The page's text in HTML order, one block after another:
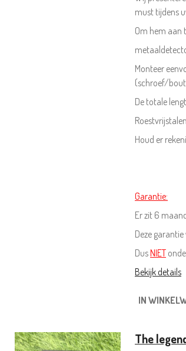
must tijdens
Om hem aan
Monteer
(schroef/
De totale
Houd er
Garantie:
Er zit 6
Deze
DusNIET
Bekijk details
IN
The